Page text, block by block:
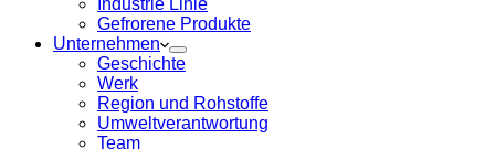
Industrie Linie
Gefrorene Produkte
Unternehmen
Geschichte
Werk
Region und Rohstoffe
Umweltverantwortung
Team